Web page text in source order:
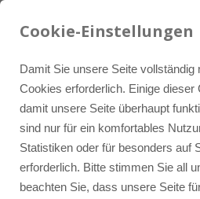
Cookie-Einstellungen
Damit Sie unsere Seite vollständig
Cookies erforderlich. Einige dieser
damit unsere Seite überhaupt
sind nur für ein komfortables
Statistiken oder für besonders auf
erforderlich. Bitte stimmen Sie all
beachten Sie, dass unsere Seite